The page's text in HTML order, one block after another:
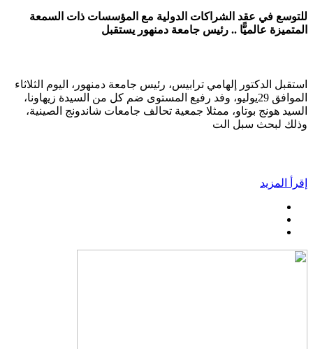
للتوسع في عقد الشراكات الدولية مع المؤسسات ذات السمعة
المتميزة عالميًّا .. رئيس جامعة دمنهور يستقبل
استقبل الدكتور إلهامي ترابيس، رئيس جامعة دمنهور، اليوم الثلاثاء
الموافق 29يوليو، وفد رفيع المستوى ضم كل من السيدة زيهاونا،
السيد هونج بوتاو، ممثلا جمعية تحالف جامعات شاندونج الصينية،
وذلك لبحث سبل الت
إقرأ المزيد